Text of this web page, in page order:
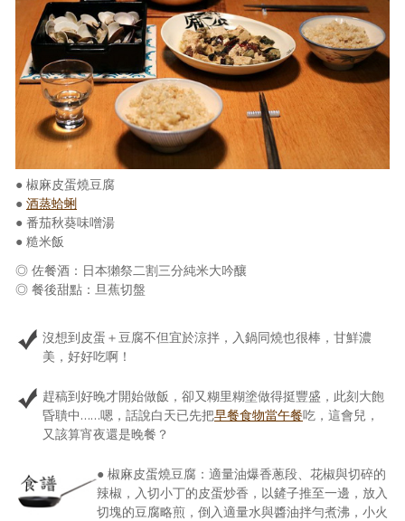
照相簿
影音區
創意出版服務
歷史區
個人著作
活動實況記錄
媒體報導一覽
訂閱電子報
● 椒麻皮蛋燒豆腐
● 酒蒸蛤蜊
● 番茄秋葵味噌湯
● 糙米飯
◎ 佐餐酒：日本獺祭二割三分純米大吟釀
◎ 餐後甜點：旦蕉切盤
沒想到皮蛋＋豆腐不但宜於涼拌，入鍋同燒也很棒，甘鮮濃
美，好好吃啊！
趕稿到好晚才開始做飯，卻又糊里糊塗做得挺豐盛，此刻大飽
昏聵中……嗯，話說白天已先把早餐食物當午餐吃，這會兒，
又該算宵夜還是晚餐？
● 椒麻皮蛋燒豆腐：適量油爆香蔥段、花椒與切碎的
辣椒，入切小丁的皮蛋炒香，以鏟子推至一邊，放入
切塊的豆腐略煎，倒入適量水與醬油拌勻煮沸，小火